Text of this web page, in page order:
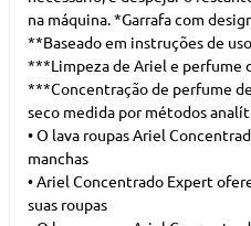
na máquina. *Garrafa com
**Baseado em instruções de
***Limpeza de Ariel e perfume
***Concentração de perfume
seco medida por métodos
• O lava roupas Ariel
manchas
• Ariel Concentrado Expert
suas roupas